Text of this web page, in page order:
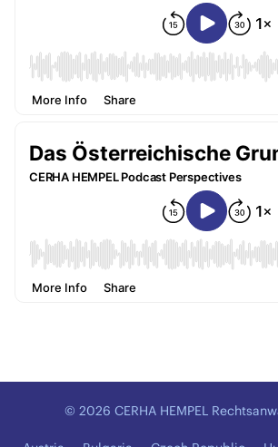
© 2026 CERHA HEMPEL